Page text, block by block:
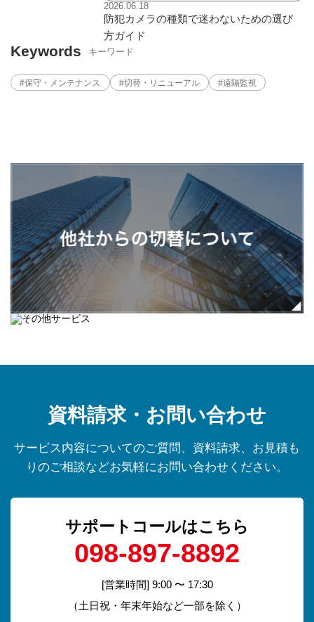
2026.06.18
防犯カメラの種類で迷わないための選び
方ガイド
Keywords キーワード
#保守・メンテナンス #切替・リニューアル #遠隔監視
資料請求・お問い合わせ
サービス内容についてのご質問、資料請求、お見積も
りのご相談などお気軽にお問い合わせください。
サポートコールはこちら
098-897-8892
[営業時間] 9:00 〜 17:30
（土日祝・年末年始など一部を除く）